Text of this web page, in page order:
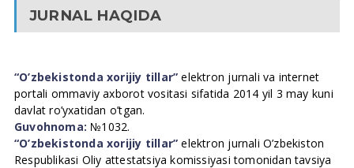
JURNAL HAQIDA
“O’zbekistonda xorijiy tillar” elektron jurnali va internet
portali ommaviy axborot vositasi sifatida 2014 yil 3 may kuni
davlat ro’yxatidan o’tgan.
Guvohnoma: №1032.
“O’zbekistonda xorijiy tillar” elektron jurnali O’zbekiston
Respublikasi Oliy attestatsiya komissiyasi tomonidan tavsiya